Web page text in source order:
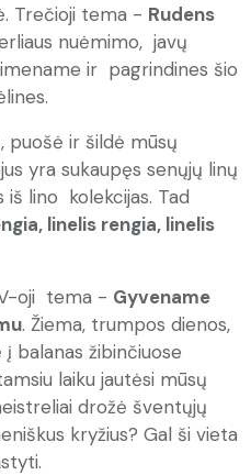
Trečioji tema - Rudens
nuėmimo, javų
ir pagrindines šio
puošė ir šildė mūsų
yra sukaupęs senųjų linų
lino kolekcijas. Tad
linelis rengia, linelis
oji tema - Gyvename
. Žiema, trumpos dienos,
į balanas žibinčiuose
laiku jautėsi mūsų
drožė šventųjų
kryžius? Gal ši vieta